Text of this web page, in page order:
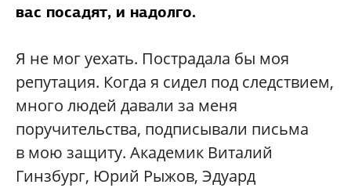
вас посадят, и надолго.
Я не мог уехать. Пострадала бы моя
репутация. Когда я сидел под следствием,
много людей давали за меня
поручительства, подписывали письма
в мою защиту. Академик Виталий
Гинзбург, Юрий Рыжов, Эдуард